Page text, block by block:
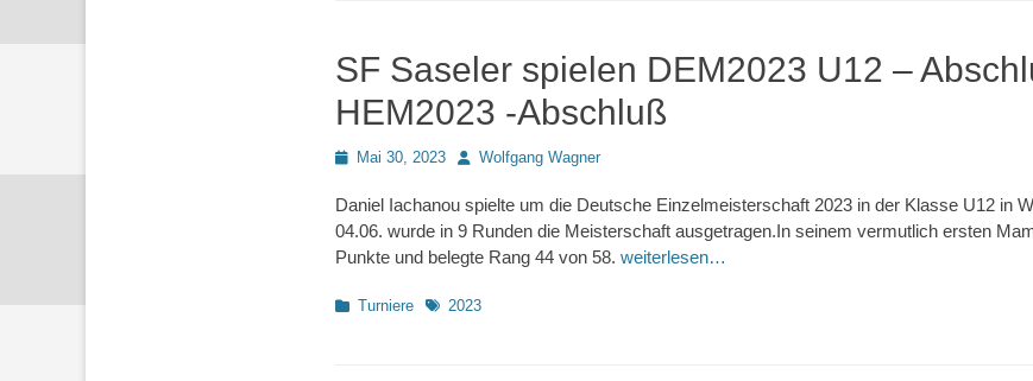
SF Saseler spielen DEM2023 U12 –
HEM2023 -Abschluß
PostedMai 30, 2023 AutorWolfgang Wagner
Daniel Iachanou spielte um die Deutsche Einzelmeisterschaft 2023 in der Klasse U12 in
04.06. wurde in 9 Runden die Meisterschaft ausgetragen.In seinem vermutlich ersten
Punkte und belegte Rang 44 von 58. weiterlesen…
Kategorien
Turniere Schlagworte
2023